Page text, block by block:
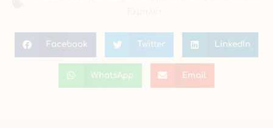
Facebook Twitter LinkedIn
WhatsApp Email